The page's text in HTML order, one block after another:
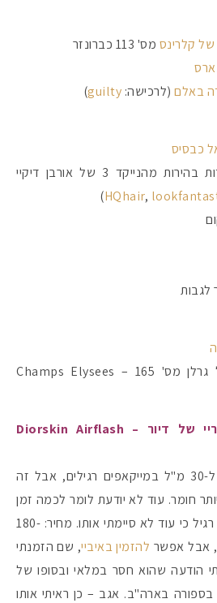
של קלרינס מס' 113 כברונזר
דה באלם (לרכישה: guilty
)
כבסיס
שילוב של 3 צלליות ורודות בהירות מהנייקד 3 של אורבן דיקיי
HQhair,
)
שפתון רוז' אוטומטיק של גרלן מס' 165 – Champs Elysees
מייקאפ איירפלאש ספריי של דיור – Diorskin Airflash
(תכולה: 70 מ"ל, בניגוד ל-30 מ"ל במייקאפים רגילים, אבל זה
חומר. עוד לא יודעת לומר לכמה זמן
זה מספיק ביחס למייקאפ רגיל כי עוד לא סיימתי אותו. מחיר: 180-
להזמין באיביי, שם הזמנתי
הודעה שהוא חסר במלאי ובסופו של
בארה"ב. אגב – כן ראיתי אותו